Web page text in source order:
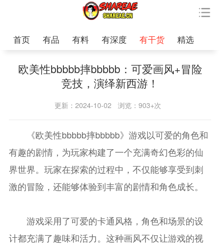
首页 有品 有料 有深度 有干货 精选
欧美性bbbbb摔bbbbb：可爱画风+冒险
竞技，演绎新西游！
更新：2024-10-02 浏览：903+次
《欧美性bbbbb摔bbbbb》游戏以可爱的角色和
有趣的剧情，为玩家构建了一个充满奇幻色彩的仙
界世界。玩家在探索的过程中，不仅能够享受到刺
激的冒险，还能够体验到丰富的剧情和角色成长。
游戏采用了可爱的卡通风格，角色和场景的设
计都充满了趣味和活力。这种画风不仅让游戏的视